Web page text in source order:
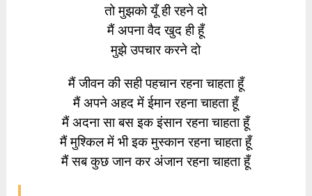
तो मुझको यूँ ही रहने दो
मैं अपना वैद खुद ही हूँ
मुझे उपचार करने दो
मैं जीवन की सही पहचान रहना चाहता हूँ
मैं अपने अहद में ईमान रहना चाहता हूँ
मैं अदना सा बस इक इंसान रहना चाहता हूँ
मैं मुश्किल में भी इक मुस्कान रहना चाहता हूँ
मैं सब कुछ जान कर अंजान रहना चाहता हूँ